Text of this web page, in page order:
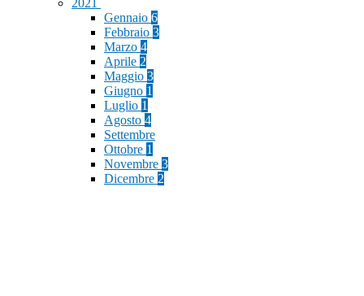
2021
Gennaio 6
Febbraio 3
Marzo 4
Aprile 2
Maggio 3
Giugno 1
Luglio 1
Agosto 4
Settembre
Ottobre 1
Novembre 3
Dicembre 2